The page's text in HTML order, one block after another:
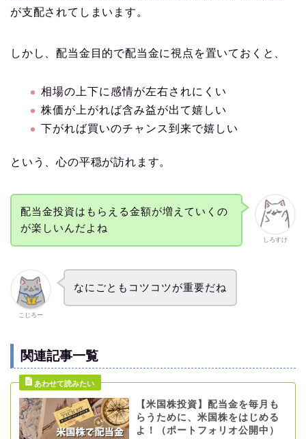
が支配されてしまいます。
しかし、配当金目的で配当金に視点を置いておくと、
相場の上下に感情が左右されにくい
株価が上がれば含み益が出て嬉しい
下がれば買いのチャンス到来で嬉しい
という、心の平穏が訪れます。
しろすけ
配当金投資はもらえる金額が増えていくの
が楽しいんだよね
こじろー
なにごともコツコツが重要だね
関連記事一覧
【米国株投資】配当金を毎月も
らうために、米国株をはじめる
よ！（ポートフォリオ公開中）